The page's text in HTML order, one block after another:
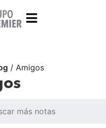
/Amigos